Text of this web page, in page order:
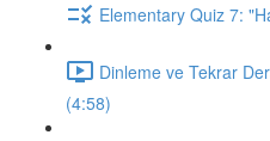
Elementary Quiz 7:
Dinleme ve Tekrar
(4:58)